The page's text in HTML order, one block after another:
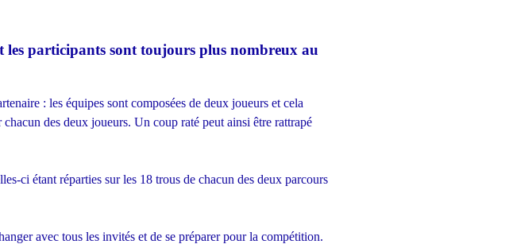
les participants sont toujours plus nombreux au
: les équipes sont composées de deux joueurs et cela
des deux joueurs. Un coup raté peut ainsi être rattrapé
ci étant réparties sur les 18 trous de chacun des deux parcours
avec tous les invités et de se préparer pour la compétition.